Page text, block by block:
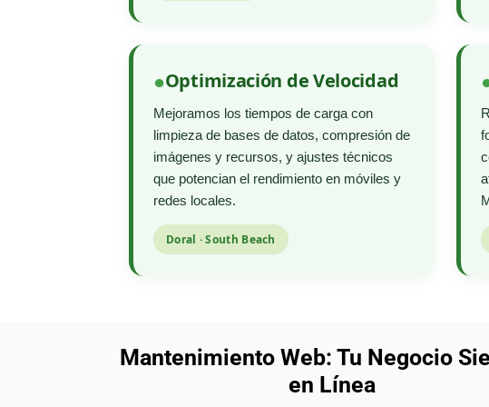
Optimización de Velocidad
Mejoramos los tiempos de carga con
limpieza de bases de datos, compresión de
imágenes y recursos, y ajustes técnicos
que potencian el rendimiento en móviles y
redes locales.
Doral · South Beach
Mantenimiento Web: Tu Negocio
en Línea